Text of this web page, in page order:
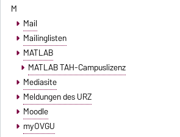
M
Mail
Mailinglisten
MATLAB
MATLAB TAH-Campuslizenz
Mediasite
Meldungen des URZ
Moodle
myOVGU